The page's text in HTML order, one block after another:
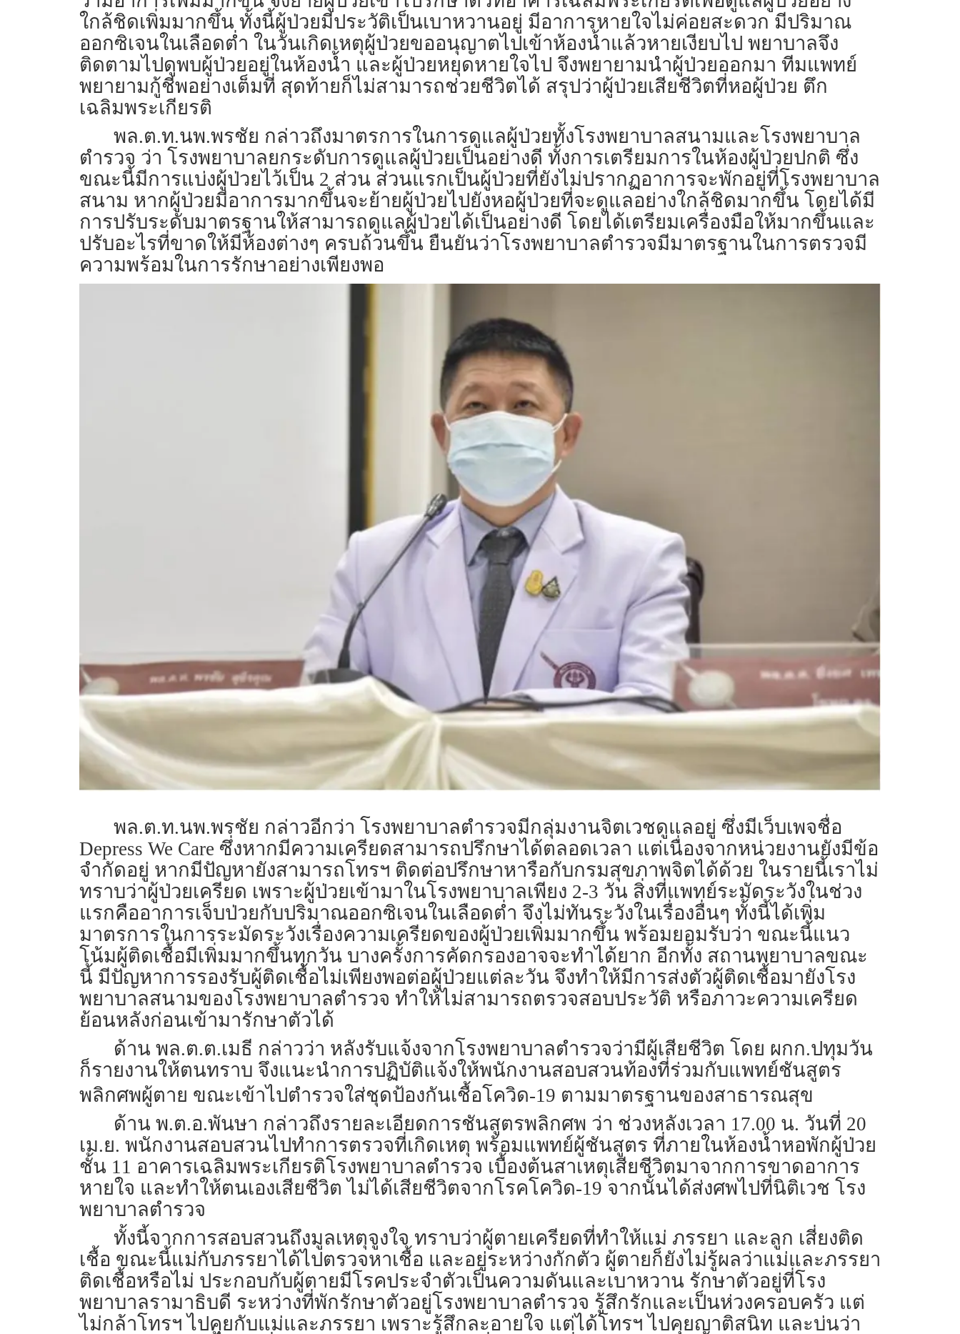
ใกล้ชิดเพิ่มมากขึ้น ทั้งนี้ผู้ป่วยมีประวัติเป็นเบาหวานอยู่ มีอาการหายใจไม่ค่อยสะดวก มีปริมาณ
ออกซิเจนในเลือดต่ำ ในวันเกิดเหตุผู้ป่วยขออนุญาตไปเข้าห้องน้ำแล้วหายเงียบไป พยาบาลจึง
ติดตามไปดูพบผู้ป่วยอยู่ในห้องน้ำ และผู้ป่วยหยุดหายใจไป จึงพยายามนำผู้ป่วยออกมา ทีมแพทย์
พยายามกู้ชีพอย่างเต็มที่ สุดท้ายก็ไม่สามารถช่วยชีวิตได้ สรุปว่าผู้ป่วยเสียชีวิตที่หอผู้ป่วย ตึก
เฉลิมพระเกียรติ
พล.ต.ท.นพ.พรชัย กล่าวถึงมาตรการในการดูแลผู้ป่วยทั้งโรงพยาบาลสนามและโรงพยาบาล
ตำรวจ ว่า โรงพยาบาลยกระดับการดูแลผู้ป่วยเป็นอย่างดี ทั้งการเตรียมการในห้องผู้ป่วยปกติ ซึ่ง
ขณะนี้มีการแบ่งผู้ป่วยไว้เป็น 2 ส่วน ส่วนแรกเป็นผู้ป่วยที่ยังไม่ปรากฏอาการจะพักอยู่ที่โรงพยาบาล
สนาม หากผู้ป่วยมีอาการมากขึ้นจะย้ายผู้ป่วยไปยังหอผู้ป่วยที่จะดูแลอย่างใกล้ชิดมากขึ้น โดยได้มี
การปรับระดับมาตรฐานให้สามารถดูแลผู้ป่วยได้เป็นอย่างดี โดยได้เตรียมเครื่องมือให้มากขึ้นและ
ปรับอะไรที่ขาดให้มีห้องต่างๆ ครบถ้วนขึ้น ยืนยันว่าโรงพยาบาลตำรวจมีมาตรฐานในการตรวจมี
ความพร้อมในการรักษาอย่างเพียงพอ
พล.ต.ท.นพ.พรชัย กล่าวอีกว่า โรงพยาบาลตำรวจมีกลุ่มงานจิตเวชดูแลอยู่ ซึ่งมีเว็บเพจชื่อ
Depress We Care ซึ่งหากมีความเครียดสามารถปรึกษาได้ตลอดเวลา แต่เนื่องจากหน่วยงานยังมีข้อ
จำกัดอยู่ หากมีปัญหายังสามารถโทรฯ ติดต่อปรึกษาหารือกับกรมสุขภาพจิตได้ด้วย ในรายนี้เราไม่
ทราบว่าผู้ป่วยเครียด เพราะผู้ป่วยเข้ามาในโรงพยาบาลเพียง 2-3 วัน สิ่งที่แพทย์ระมัดระวังในช่วง
แรกคืออาการเจ็บป่วยกับปริมาณออกซิเจนในเลือดต่ำ จึงไม่ทันระวังในเรื่องอื่นๆ ทั้งนี้ได้เพิ่ม
มาตรการในการระมัดระวังเรื่องความเครียดของผู้ป่วยเพิ่มมากขึ้น พร้อมยอมรับว่า ขณะนี้แนว
โน้มผู้ติดเชื้อมีเพิ่มมากขึ้นทุกวัน บางครั้งการคัดกรองอาจจะทำได้ยาก อีกทั้ง สถานพยาบาลขณะ
นี้ มีปัญหาการรองรับผู้ติดเชื้อไม่เพียงพอต่อผู้ป่วยแต่ละวัน จึงทำให้มีการส่งตัวผู้ติดเชื้อมายังโรง
พยาบาลสนามของโรงพยาบาลตำรวจ ทำให้ไม่สามารถตรวจสอบประวัติ หรือภาวะความเครียด
ย้อนหลังก่อนเข้ามารักษาตัวได้
ด้าน พล.ต.ต.เมธี กล่าวว่า หลังรับแจ้งจากโรงพยาบาลตำรวจว่ามีผู้เสียชีวิต โดย ผกก.ปทุมวัน
ก็รายงานให้ตนทราบ จึงแนะนำการปฏิบัติแจ้งให้พนักงานสอบสวนท้องที่ร่วมกับแพทย์ชันสูตร
พลิกศพผู้ตาย ขณะเข้าไปตำรวจใส่ชุดป้องกันเชื้อโควิด-19 ตามมาตรฐานของสาธารณสุข
ด้าน พ.ต.อ.พันษา กล่าวถึงรายละเอียดการชันสูตรพลิกศพ ว่า ช่วงหลังเวลา 17.00 น. วันที่ 20
เม.ย. พนักงานสอบสวนไปทำการตรวจที่เกิดเหตุ พร้อมแพทย์ผู้ชันสูตร ที่ภายในห้องน้ำหอพักผู้ป่วย
ชั้น 11 อาคารเฉลิมพระเกียรติโรงพยาบาลตำรวจ เบื้องต้นสาเหตุเสียชีวิตมาจากการขาดอาการ
หายใจ และทำให้ตนเองเสียชีวิต ไม่ได้เสียชีวิตจากโรคโควิด-19 จากนั้นได้ส่งศพไปที่นิติเวช โรง
พยาบาลตำรวจ
ทั้งนี้จากการสอบสวนถึงมูลเหตุจูงใจ ทราบว่าผู้ตายเครียดที่ทำให้แม่ ภรรยา และลูก เสี่ยงติด
เชื้อ ขณะนี้แม่กับภรรยาได้ไปตรวจหาเชื้อ และอยู่ระหว่างกักตัว ผู้ตายก็ยังไม่รู้ผลว่าแม่และภรรยา
ติดเชื้อหรือไม่ ประกอบกับผู้ตายมีโรคประจำตัวเป็นความดันและเบาหวาน รักษาตัวอยู่ที่โรง
พยาบาลรามาธิบดี ระหว่างที่พักรักษาตัวอยู่โรงพยาบาลตำรวจ รู้สึกรักและเป็นห่วงครอบครัว แต่
ไม่กล้าโทรฯ ไปคุยกับแม่และภรรยา เพราะรู้สึกละอายใจ แต่ได้โทรฯ ไปคุยญาติสนิท และบ่นว่า